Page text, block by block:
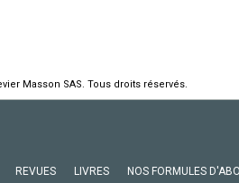
Masson SAS. Tous droits réservés.
REVUES LIVRES NOS FORMULES